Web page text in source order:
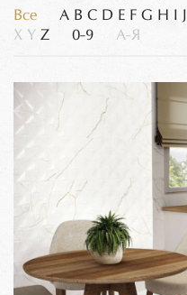
Все A B C D E F G H J
X Y Z 0-9 А-Я